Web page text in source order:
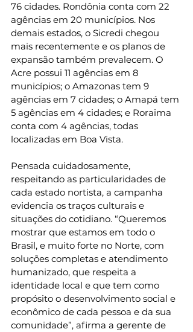
76 cidades. Rondônia conta com 22
agências em 20 municípios. Nos
demais estados, o Sicredi chegou
mais recentemente e os planos de
expansão também prevalecem. O
Acre possui 11 agências em 8
municípios; o Amazonas tem 9
agências em 7 cidades; o Amapá tem
5 agências em 4 cidades; e Roraima
conta com 4 agências, todas
localizadas em Boa Vista.
Pensada cuidadosamente,
respeitando as particularidades de
cada estado nortista, a campanha
evidencia os traços culturais e
situações do cotidiano. “Queremos
mostrar que estamos em todo o
Brasil, e muito forte no Norte, com
soluções completas e atendimento
humanizado, que respeita a
identidade local e que tem como
propósito o desenvolvimento social e
econômico de cada pessoa e da sua
comunidade”, afirma a gerente de